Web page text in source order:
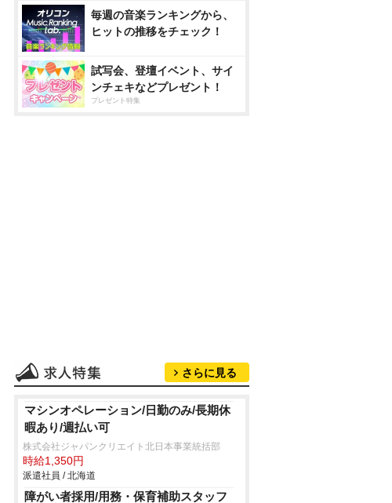
毎週の音楽ランキングから、
ヒットの推移をチェック！
試写会、登壇イベント、サイ
ンチェキなどプレゼント！
プレゼント特集
さらに見る
マシンオペレーション/日勤のみ/長期休
暇あり/週払い可
株式会社ジャパンクリエイト北日本事業統括部
時給1,350円
派遣社員 / 北海道
障がい者採用/用務・保育補助スタッフ